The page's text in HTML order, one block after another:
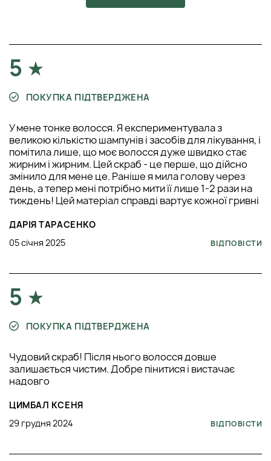
5
ПОКУПКА ПІДТВЕРДЖЕНА
У мене тонке волосся. Я експериментувала з
великою кількістю шампунів і засобів для лікування, і
помітила лише, що моє волосся дуже швидко стає
жирним і жирним. Цей скраб - це перше, що дійсно
змінило для мене це. Раніше я мила голову через
день, а тепер мені потрібно мити її лише 1-2 рази на
тиждень! Цей матеріал справді вартує кожної гривні
ДАРІЯ ТАРАСЕНКО
05 січня 2025
ВІДПОВІСТИ
5
ПОКУПКА ПІДТВЕРДЖЕНА
Чудовий скраб! Після нього волосся довше
залишається чистим. Добре пінитися і вистачає
надовго
ЦИМБАЛ КСЕНЯ
29 грудня 2024
ВІДПОВІСТИ